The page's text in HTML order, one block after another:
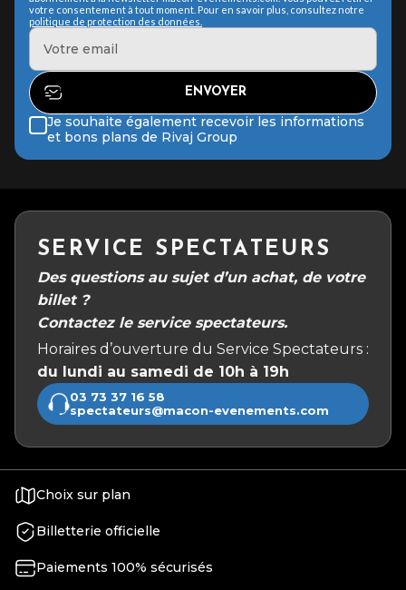
votre consentement à tout moment. Pour en savoir plus, consultez notre
politique de protection des données.
Je souhaite également recevoir les informations
et bons plans de Rivaj Group
SERVICE SPECTATEURS
Des questions au sujet d’un achat, de votre
billet ?
Contactez le service spectateurs.
Horaires d’ouverture du Service Spectateurs :
du lundi au samedi de 10h à 19h
03 73 37 16 58
spectateurs@macon-evenements.com
Choix sur plan
Billetterie officielle
Paiements 100% sécurisés